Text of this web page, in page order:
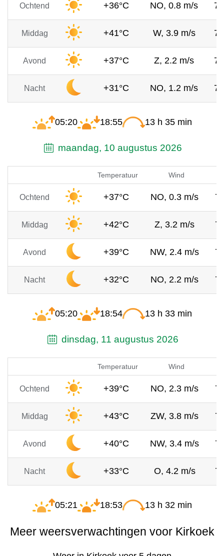
Ochtend +36°C NO, 0.8 m/s
Middag +41°C W, 3.9 m/s
Avond +37°C Z, 2.2 m/s
Nacht +31°C NO, 1.2 m/s
05:20 18:55 13 h 35 min
maandag, 10 augustus 2026
Temperatuur Wind
Ochtend +37°C NO, 0.3 m/s
Middag +42°C Z, 3.2 m/s
Avond +39°C NW, 2.4 m/s
Nacht +32°C NO, 2.2 m/s
05:20 18:54 13 h 33 min
dinsdag, 11 augustus 2026
Temperatuur Wind
Ochtend +39°C NO, 2.3 m/s
Middag +43°C ZW, 3.8 m/s
Avond +40°C NW, 3.4 m/s
Nacht +33°C O, 4.2 m/s
05:21 18:53 13 h 32 min
Meer weersverwachtingen voor Kirkoek